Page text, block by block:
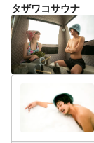
タザワコサウナ